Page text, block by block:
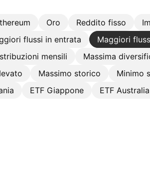
Oro Reddito fisso
flussi in entrata
Maggiori
mensili
Massima
Massimo storico
Minimo
ETF Giappone
ETF Australia